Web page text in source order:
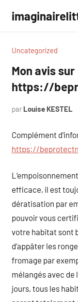
contenu
Uncategorized
Mon avis sur
https://
par Louise KESTEL
Complément
https://
efficace, il est
dératisation par
pouvoir vous
votre habitat sont
d’appâter les
fromage par
mélangés avec de
jours, tous les